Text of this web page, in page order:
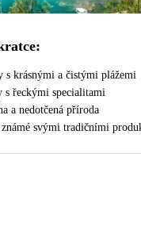
s krásnými a čistými plážemi
s řeckými specialitami
a nedotčená příroda
známé svými tradičními